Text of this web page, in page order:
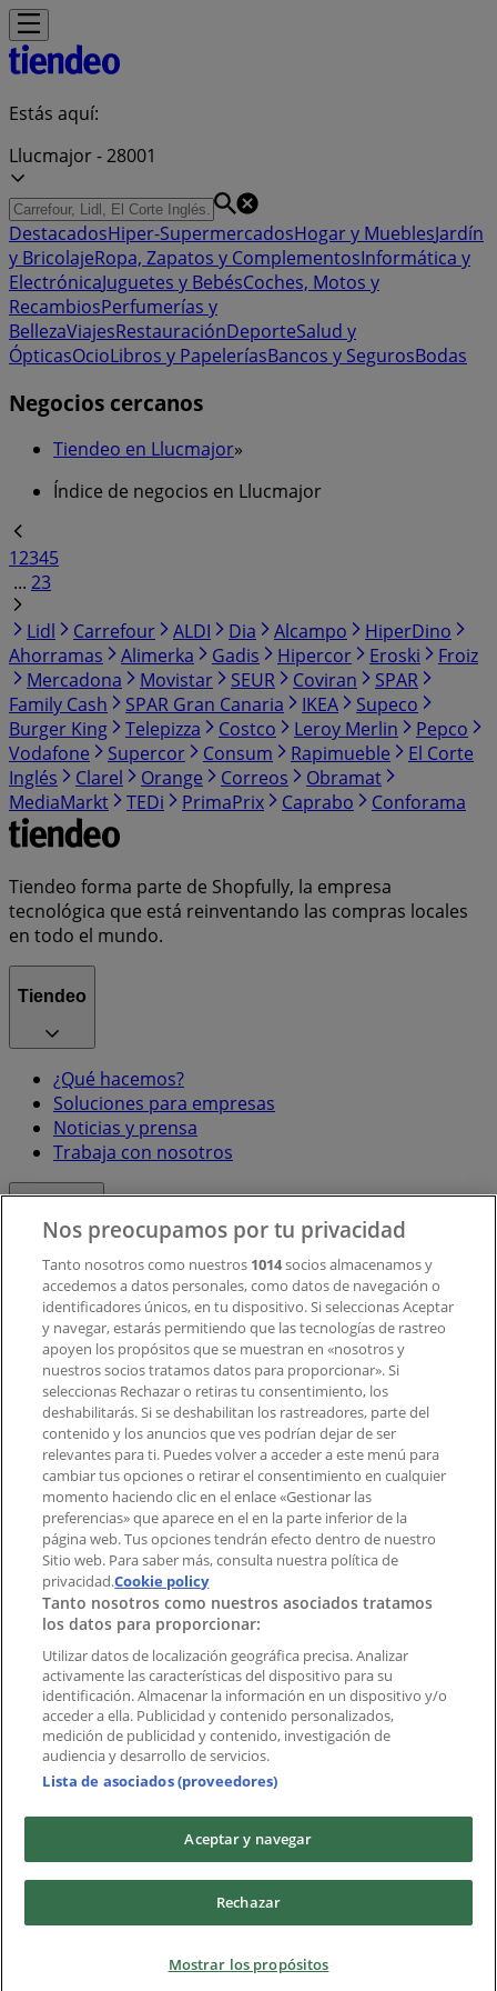
Estás aquí:
Llucmajor - 28001
DestacadosHiper-SupermercadosHogar y MueblesJardín
y BricolajeRopa, Zapatos y ComplementosInformática y
ElectrónicaJuguetes y BebésCoches, Motos y
RecambiosPerfumerías y
BellezaViajesRestauraciónDeporteSalud y
ÓpticasOcioLibros y PapeleríasBancos y SegurosBodas
Negocios cercanos
Tiendeo en Llucmajor»
Índice de negocios en Llucmajor
12345
... 23
Lidl
Carrefour ALDI Dia Alcampo
HiperDino
Ahorramas
Alimerka Gadis Hipercor Eroski
Froiz
Mercadona
Movistar SEUR Coviran
SPAR
Family Cash
SPAR Gran Canaria IKEA
Supeco
Burger King
Telepizza Costco Leroy Merlin
Pepco
Vodafone
Supercor Consum Rapimueble
El Corte
Inglés
Clarel Orange Correos
Obramat
MediaMarkt
TEDi PrimaPrix Caprabo Conforama
Tiendeo forma parte de Shopfully, la empresa
tecnológica que está reinventando las compras locales
en todo el mundo.
Tiendeo
¿Qué hacemos?
Soluciones para empresas
Noticias y prensa
Trabaja con nosotros
Contacto comercial y de marketing
Tienda mal colocada en el mapa
Notificar un folleto
¿Encontraste un problema en la web o en la
aplicación?
Índices
Marcas
Marcas locales
Negocios
Negocios cercanos
Productos
Productos locales
Ciudades
Descargar la APP Tiendeo
Copyright © Tiendeo ® 2026 · Shopfully Marketing S.L.U. –
Términos y condicionesPolítica de privacidad
Nos preocupamos por tu privacidad
Tanto nosotros como nuestros 1014socios almacenamos y
accedemos a datos personales, como datos de navegación o
identificadores únicos, en tu dispositivo. Si seleccionas Aceptar
y navegar, estarás permitiendo que las tecnologías de rastreo
apoyen los propósitos que se muestran en «nosotros y
nuestros socios tratamos datos para proporcionar». Si
seleccionas Rechazar o retiras tu consentimiento, los
deshabilitarás. Si se deshabilitan los rastreadores, parte del
contenido y los anuncios que ves podrían dejar de ser
relevantes para ti. Puedes volver a acceder a este menú para
cambiar tus opciones o retirar el consentimiento en cualquier
momento haciendo clic en el enlace «Gestionar las
preferencias» que aparece en el en la parte inferior de la
página web. Tus opciones tendrán efecto dentro de nuestro
Sitio web. Para saber más, consulta nuestra política de
privacidad.Cookie policy
Tanto nosotros como nuestros asociados tratamos
los datos para proporcionar:
Utilizar datos de localización geográfica precisa. Analizar
activamente las características del dispositivo para su
identificación. Almacenar la información en un dispositivo y/o
acceder a ella. Publicidad y contenido personalizados,
medición de publicidad y contenido, investigación de
audiencia y desarrollo de servicios.
Lista de asociados (proveedores)
Aceptar y navegar
Rechazar
Mostrar los propósitos